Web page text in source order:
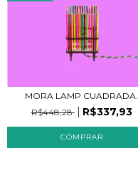
MORA LAMP CUADRADA.
R$448,28
R$337,93